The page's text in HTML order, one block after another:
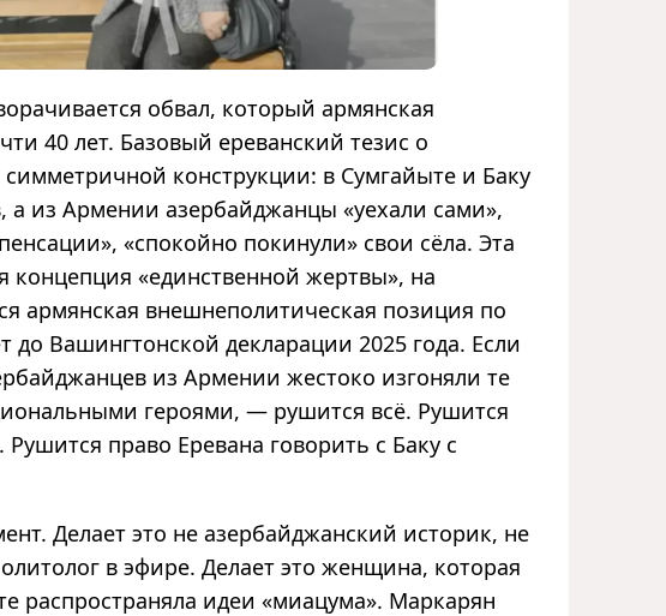
обвал, который армянская
40 лет. Базовый ереванский тезис о
симметричной конструкции: в Сумгайыте и Баку
из Армении азербайджанцы «уехали сами»,
«спокойно покинули» свои сёла. Эта
концепция «единственной жертвы», на
армянская внешнеполитическая позиция по
до Вашингтонской декларации 2025 года. Если
из Армении жестоко изгоняли те
героями, — рушится всё. Рушится
право Еревана говорить с Баку с
Делает это не азербайджанский историк, не
в эфире. Делает это женщина, которая
распространяла идеи «миацума». Маркарян